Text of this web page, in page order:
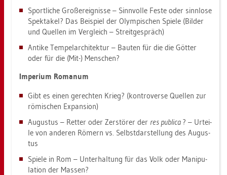
Sport­li­che Groß­er­eig­nis­se – Sinn­vol­le Feste oder sinn­lo­se
Spek­ta­kel? Das Bei­spiel der Olym­pi­schen Spie­le (Bil­der
und Quel­len im Ver­gleich – Streit­ge­spräch)
An­ti­ke Tem­pel­ar­chi­tek­tur – Bau­ten für die die Göt­ter
oder für die (Mit-) Men­schen?
Im­pe­ri­um Ro­ma­num
Gibt es einen ge­rech­ten Krieg? (kon­tro­ver­se Quel­len zur
rö­mi­schen Ex­pan­si­on)
Au­gus­tus – Ret­ter oder Zer­stö­rer der res pu­bli­ca ? – Ur­tei­
le von an­de­ren Rö­mern vs. Selbst­dar­stel­lung des Au­gus­
tus
Spie­le in Rom – Un­ter­hal­tung für das Volk oder Ma­ni­pu­
la­ti­on der Mas­sen?